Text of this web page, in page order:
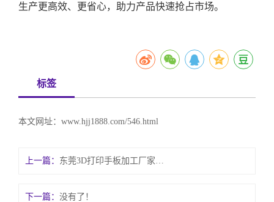
生产更高效、更省心，助力产品快速抢占市场。
标签
本文网址： www.hjj1888.com/546.html
上一篇：
下一篇： 没有了！